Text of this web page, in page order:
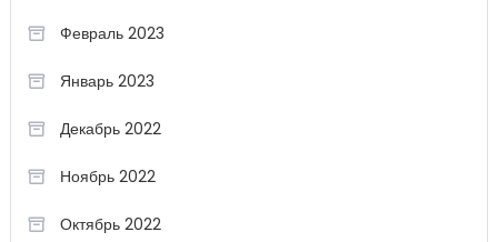
Февраль 2023
Январь 2023
Декабрь 2022
Ноябрь 2022
Октябрь 2022